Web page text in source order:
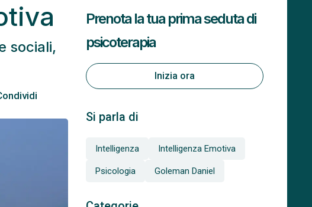
sociali,
Si parla di
Intelligenza Intelligenza Emotiva
Psicologia Goleman Daniel
Prenota la tua prima seduta di
psicoterapia
Inizia ora